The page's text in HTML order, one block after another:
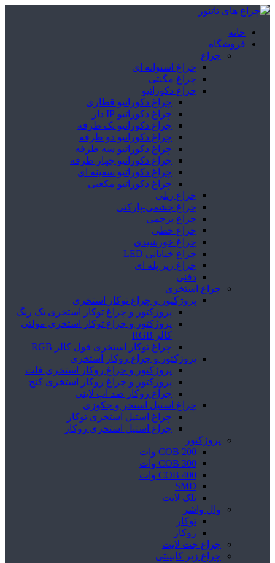
خانه
فروشگاه
چراغ
چراغ استوانه ای
چراغ مگنتی
چراغ دکوراتیو
چراغ دکوراتیو قطاری
چراغ دکوراتیو IP دار
چراغ دکوراتیو یک طرفه
چراغ دکوراتیو دو طرفه
چراغ دکوراتیو سه طرفه
چراغ دکوراتیو چهار طرفه
چراغ دکوراتیو سفینه ای
چراغ دکوراتیو مکعبی
چراغ ریلی
چراغ چشمی-پارکتی
چراغ پرچمی
چراغ خطی
چراغ خورشیدی
چراغ خیابانی LED
چراغ زیر پله ای
دفنی
چراغ استخری
پروژکتور و چراغ توکار استخری
پروژکتور و چراغ توکار استخری تک رنگ
پروژکتور و چراغ توکار استخری مولتی
کالر RGB
چراغ توکار استخری فول کالر RGB
پروژکتور و چراغ روکار استخری
پروژکتور و چراغ روکار استخری فلت
پروژکتور و چراغ روکار استخری کنج
چراغ روکار ضد آب لاینی
چراغ استیل استخر و جکوزی
چراغ استیل استخری توکار
چراغ استیل استخری روکار
پروژکتور
COB 200 وات
COB 300 وات
COB 400 وات
SMD
بلک لایت
وال واشر
توکار
روکار
چراغ جت لایت
چراغ زیر کابینتی